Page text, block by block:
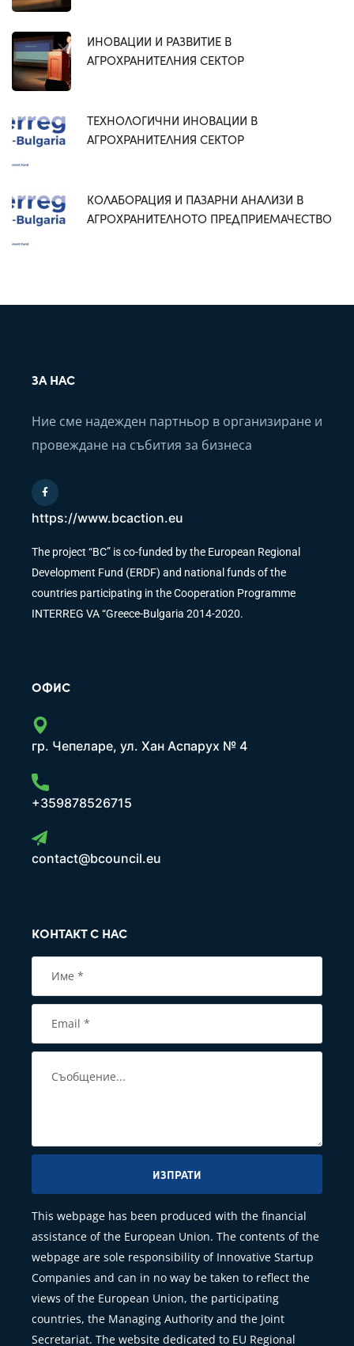
ИНОВАЦИИ И РАЗВИТИЕ В
АГРОХРАНИТЕЛНИЯ СЕКТОР
ТЕХНОЛОГИЧНИ ИНОВАЦИИ В
АГРОХРАНИТЕЛНИЯ СЕКТОР
КОЛАБОРАЦИЯ И ПАЗАРНИ АНАЛИЗИ В
АГРОХРАНИТЕЛНОТО ПРЕДПРИЕМАЧЕСТВО
ЗА НАС
Ние сме надежден партньор в организиране и
провеждане на събития за бизнеса
https://www.bcaction.eu
The project “BC” is co-funded by the European Regional
Development Fund (ERDF) and national funds of the
countries participating in the Cooperation Programme
INTERREG VA “Greece-Bulgaria 2014-2020.
ОФИС
гр. Чепеларе, ул. Хан Аспарух № 4
+359878526715
contact@bcouncil.eu
КОНТАКТ С НАС
ИЗПРАТИ
This webpage has been produced with the financial
assistance of the European Union. The contents of the
webpage are sole responsibility of Innovative Startup
Companies and can in no way be taken to reflect the
views of the European Union, the participating
countries, the Managing Authority and the Joint
Secretariat. The website dedicated to EU Regional